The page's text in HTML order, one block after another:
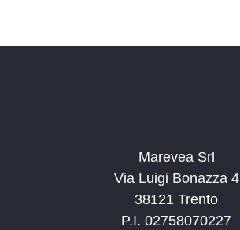
Marevea Srl
Via Luigi Bonazza 4
38121 Trento
P.I. 02758070227